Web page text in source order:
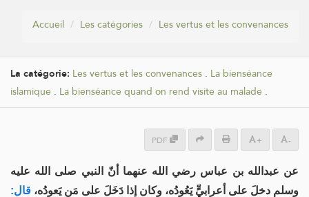
Accueil Les catégories Les vertus et les convenances
La catégorie: Les vertus et les convenances . La bienséance
islamique . La bienséance quand on rend visite au malade .
PDF + -
عن عبدالله بن عباس رضي الله عنهما أنّ النبي صلى الله عليه
وسلم دخلَ على أعرابيٍّ يَعُودُه، وكان إذا دَخَلَ على مَن يَعودُه، قال: